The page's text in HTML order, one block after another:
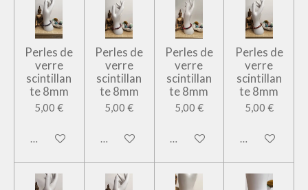
Perles de
verre
scintillan
te 8mm
5,00 €
Ajouter au panier
Perles de
verre
scintillan
te 8mm
5,00 €
Ajouter au panier
Perles de
verre
scintillan
te 8mm
5,00 €
Ajouter au panier
Perles de
verre
scintillan
te 8mm
5,00 €
Ajouter au